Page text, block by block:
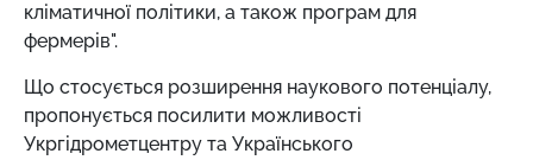
кліматичної політики, а також програм для
фермерів".
Що стосується розширення наукового потенціалу,
пропонується посилити можливості
Укргідрометцентру та Українського